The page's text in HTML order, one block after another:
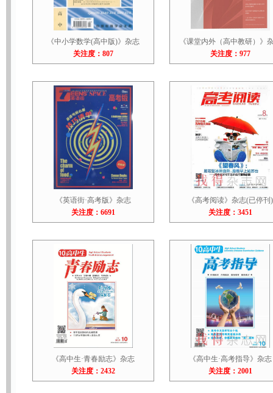
《中小学数学(高中版)》杂志
关注度：807
《课堂内外（高中教研）》
关注度：977
《英语街·高考版》杂志
关注度：6691
《高考阅读》杂志(已停刊)
关注度：3451
《高中生·青春励志》杂志
关注度：2432
《高中生·高考指导》杂志
关注度：2001